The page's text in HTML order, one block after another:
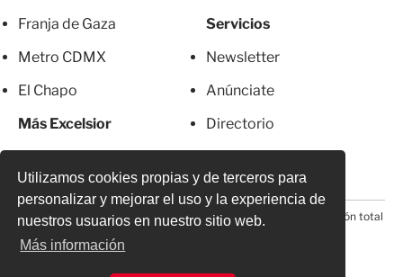
Utilizamos cookies propias y de terceros para
personalizar y mejorar el uso y la experiencia de
nuestros usuarios en nuestro sitio web.
Más información
Franja de Gaza
Metro CDMX
El Chapo
Más Excelsior
Servicios
Newsletter
Anúnciate
Directorio
© 2026 Todos los derechos reservados. Prohibida la reproducción total
o parcial, incluyendo cualquier medio electrónico*